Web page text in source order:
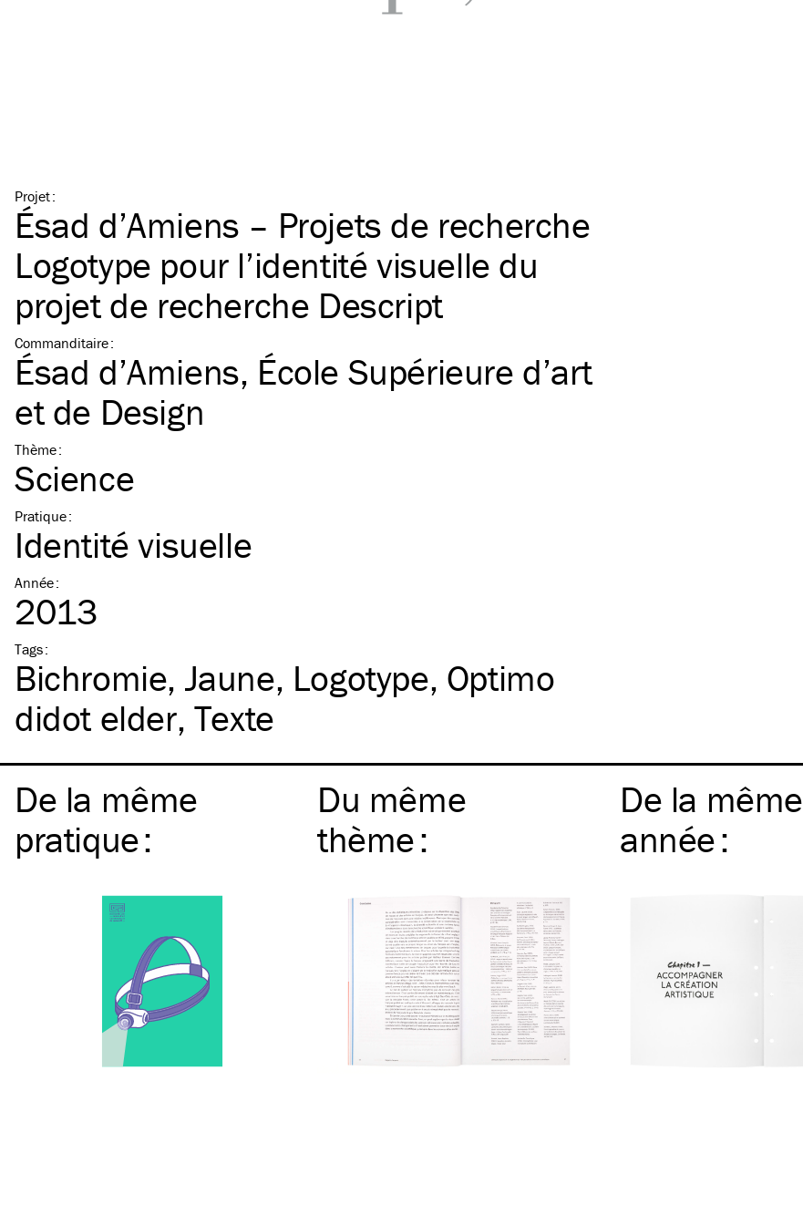
Projet:
Ésad d’Amiens – Projets de recherche
Logotype pour l’identité visuelle du
projet de recherche Descript
Commanditaire:
Ésad d’Amiens, École Supérieure d’art
et de Design
Thème:
Science
Pratique:
Identité visuelle
Année:
2013
Tags:
Bichromie Jaune Logotype Optimo
didot elder Texte
De la même
pratique:
Du même
thème:
De la même
année: